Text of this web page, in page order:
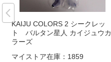
KAIJU COLORS 2 シークレッ
ト バルタン星人 カイジュウカ
ラーズ
マイストア在庫： 1859